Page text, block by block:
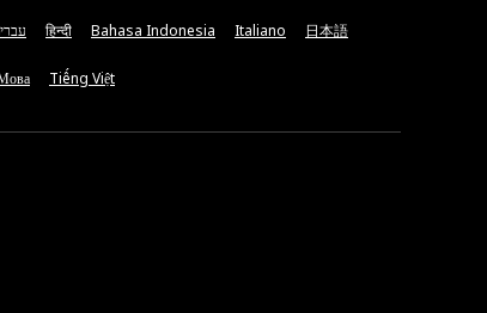
हिन्दी Bahasa Indonesia Italiano 日本語
Tiếng Việt